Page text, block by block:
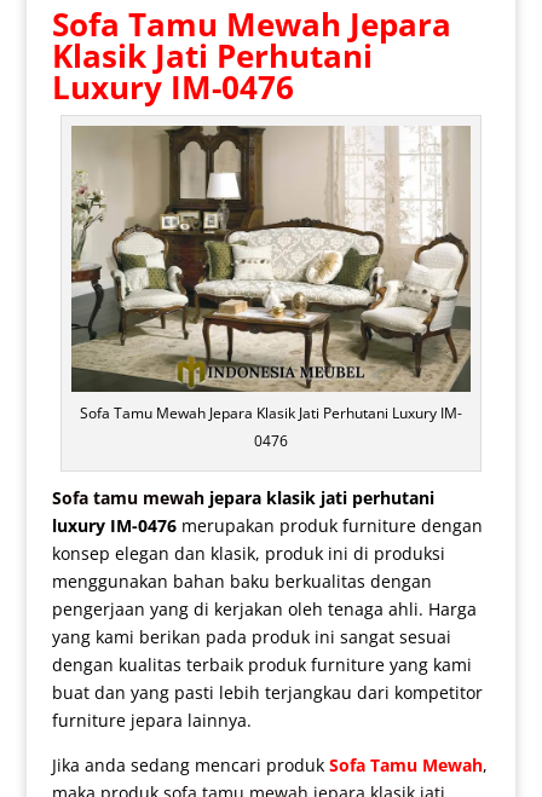
Sofa Tamu Mewah Jepara
Klasik Jati Perhutani
Luxury IM-0476
Sofa Tamu Mewah Jepara Klasik Jati Perhutani Luxury IM-
0476
Sofa tamu mewahjepara klasik jati perhutani
luxury IM-0476merupakan produk furniture dengan
konsep elegan dan klasik, produk ini di produksi
menggunakan bahan baku berkualitas dengan
pengerjaan yang di kerjakan oleh tenaga ahli. Harga
yang kami berikan pada produk ini sangat sesuai
dengan kualitas terbaik produk furniture yang kami
buat dan yang pasti lebih terjangkau dari kompetitor
furniture jepara lainnya.
Jika anda sedang mencari produk Sofa Tamu Mewah,
maka produk sofa tamu mewah jepara klasik jati